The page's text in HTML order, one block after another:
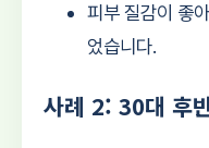
피부 질감이 좋
었습니다.
사례 2: 30대 후